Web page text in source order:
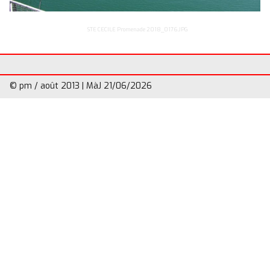
Divers▼
STE CECILE Promenade 2018_0176.JPG
© pm / août 2013 | MàJ 21/06/2026